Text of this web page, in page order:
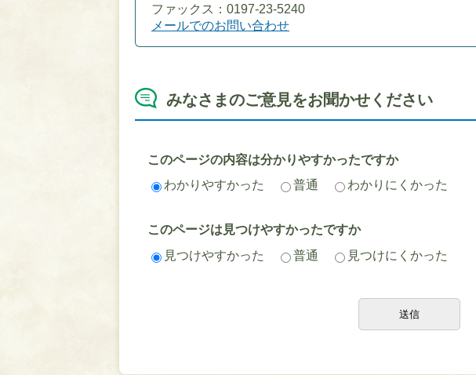
ファックス：0197-23-5240
メールでのお問い合わせ
みなさまのご意見をお聞かせください
このページの内容は分かりやすかったですか
わかりやすかった
普通 わかりにくかった
このページは見つけやすかったですか
見つけやすかった
普通 見つけにくかった